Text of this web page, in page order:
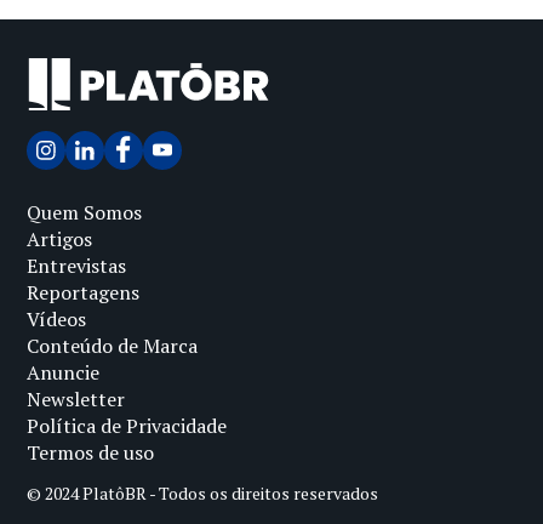
© 2024 PlatôBR - Todos os direitos reservados
Quem Somos
Artigos
Entrevistas
Reportagens
Vídeos
Conteúdo de Marca
Anuncie
Newsletter
Política de Privacidade
Termos de uso